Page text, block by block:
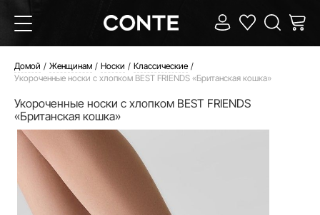
Домой Женщинам Носки
Классические
Укороченные носки с хлопком BEST FRIENDS «Британская кошка»
Укороченные носки с хлопком BEST FRIENDS
«Британская кошка»